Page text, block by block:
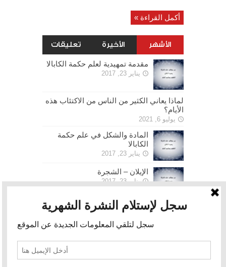
أكمل القراءة »
الأشهر الأخيرة تعليقات
مقدمة تمهيدية لعلم حكمة الكابالا
يناير 23, 2017
لماذا يعاني الكثير من الناس من الاكتئاب هذه
الأيام؟
يوليو 6, 2021
المادة والشكل في علم حكمة
الكابالا
يناير 23, 2017
الإيلان – الشجرة
يناير 23, 2017
الحرية